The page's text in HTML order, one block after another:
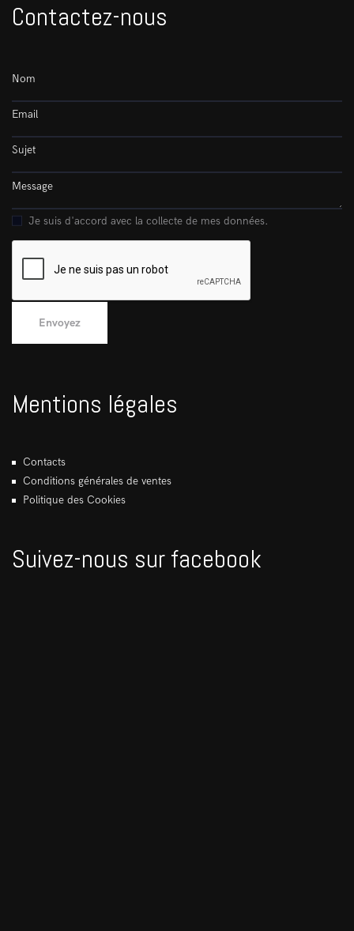
Contactez-nous
Je suis d'accord avec la collecte de mes données.
Mentions légales
Contacts
Conditions générales de ventes
Politique des Cookies
Suivez-nous sur facebook